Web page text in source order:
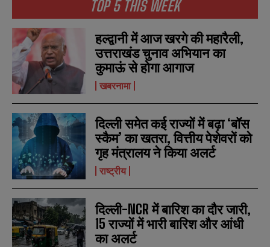
N
a
m
e
E
a
i
l
N
u
e
r
s
SUBMIT
N
a
m
e
E
a
i
l
N
u
e
r
s
SUBMIT
TOP 5 THIS WEEK
हल्द्वानी में आज खरगे की महारैली,
उत्तराखंड चुनाव अभियान का
कुमाऊं से होगा आगाज
खबरनामा
दिल्ली समेत कई राज्यों में बढ़ा ‘बॉस
स्कैम’ का खतरा, वित्तीय पेशेवरों को
गृह मंत्रालय ने किया अलर्ट
राष्ट्रीय
दिल्ली-NCR में बारिश का दौर जारी,
15 राज्यों में भारी बारिश और आंधी
का अलर्ट